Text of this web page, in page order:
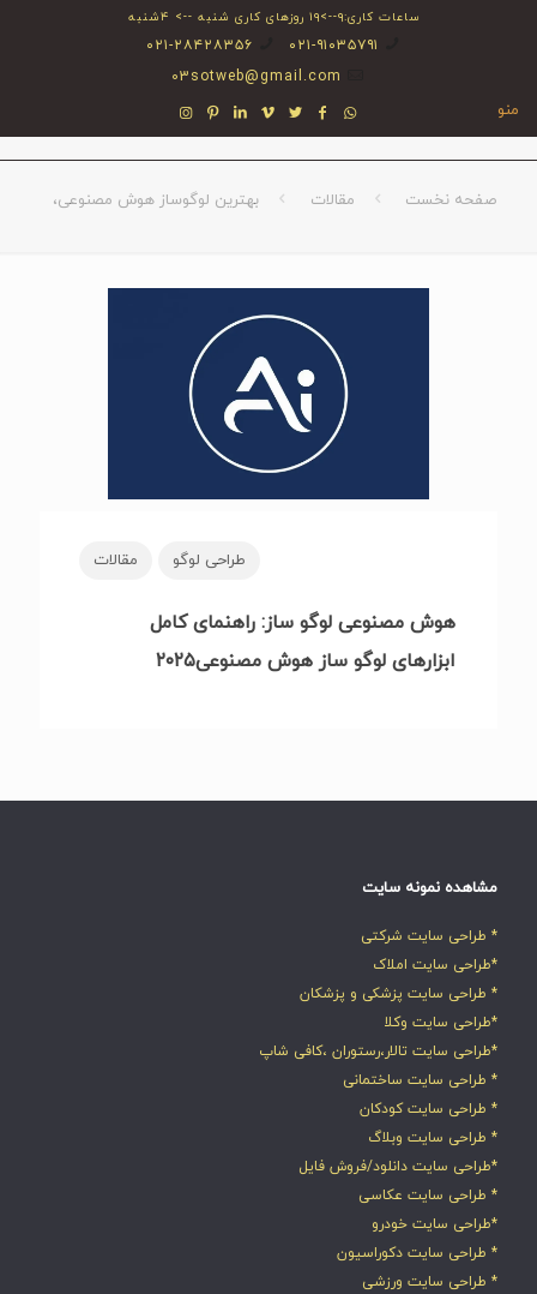
ساعات کاری:۹-->۱۹ روزهای کاری شنبه --> ۴شنبه
۰۲۱-۹۱۰۳۵۷۹۱
۰۲۱-۲۸۴۲۸۳۵۶
03sotweb@gmail.com
منو
صفحه نخست مقالات بهترین لوگوساز هوش مصنوعی،
طراحی لوگو مقالات
هوش مصنوعی لوگو ساز: راهنمای کامل
ابزارهای لوگو ساز هوش مصنوعی۲۰۲۵
مشاهده نمونه سایت
* طراحی سایت شرکتی
*طراحی سایت املاک
* طراحی سایت پزشکی و پزشکان
*طراحی سایت وکلا
*طراحی سایت تالار،رستوران ،کافی شاپ
* طراحی سایت ساختمانی
* طراحی سایت کودکان
* طراحی سایت وبلاگ
*طراحی سایت دانلود/فروش فایل
* طراحی سایت عکاسی
*طراحی سایت خودرو
* طراحی سایت دکوراسیون
* طراحی سایت ورزشی